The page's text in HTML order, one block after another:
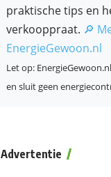
praktische tips en
verkooppraat. 🔎
EnergieGewoon.nl
Let op:
en sluit geen
Advertentie